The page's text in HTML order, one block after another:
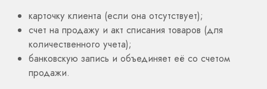
карточку клиента (если она отсутствует);
счет на продажу и акт списания товаров (для
количественного учета);
банковскую запись и объединяет её со счетом
продажи.